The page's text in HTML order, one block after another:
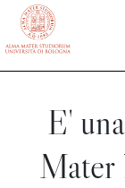
vai al contenuto
E'
Mater